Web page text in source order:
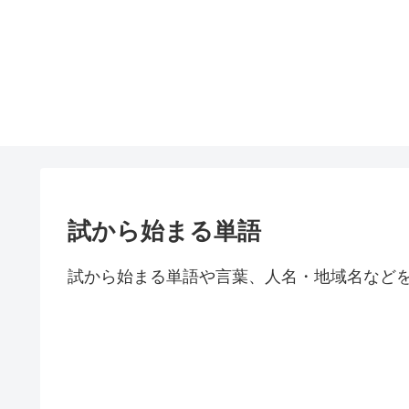
試から始まる単語
試から始まる単語や言葉、人名・地域名など